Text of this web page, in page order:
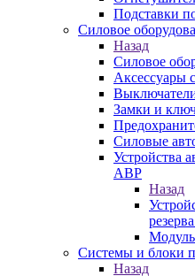
Подставки
Силовое
Назад
Силовое
Аксессуары
Замки и
Силовые
Устройства
АВР
Назад
Системы и блоки
Назад